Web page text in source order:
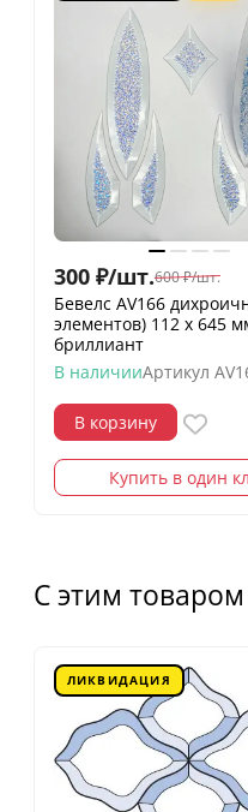
300 ₽/шт.600 ₽/шт.
Бевелс AV166
элементов) 112 х 645
бриллиант
В наличииАртикул
В корзину
Купить в один
С этим
ЛИКВИДАЦИЯ